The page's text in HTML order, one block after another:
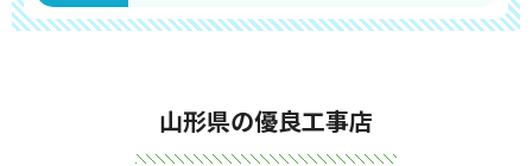
山形県の優良工事店